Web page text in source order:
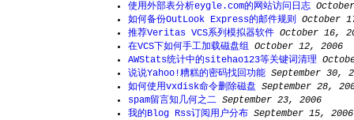
使用外部表分析eygle.com的网站访问日志
如何备份OutLook Express的邮件规则 October
推荐Veritas VCS系列模拟器软件 October 16,
在VCS下如何手工加载磁盘组 October 12, 2006
AWStats统计中的sitehao123等关键词清理
说说Yahoo!糟糕的密码找回功能 September 30,
如何使用vxdisk命令删除磁盘 September 28,
spam留言知几何之二 September 23, 2006
我的Blog Rss订阅用户分布 September 15, 2006